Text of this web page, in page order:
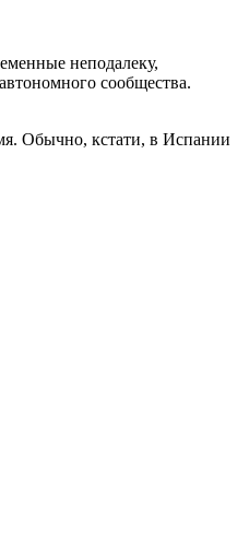
неподалеку,
сообщества.
Обычно, кстати, в Испании